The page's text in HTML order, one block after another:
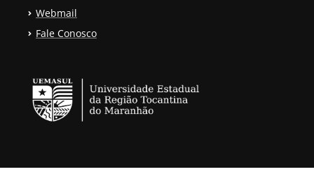
Webmail
Fale Conosco